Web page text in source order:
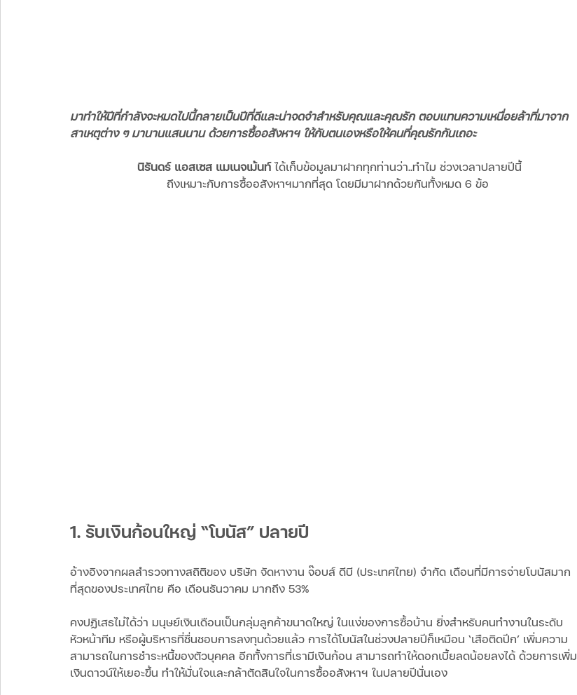
มาทำให้ปีที่กำลังจะหมดไปนี้กลายเป็นปีที่ดีและน่าจดจำสำหรับคุณและคุณรัก ตอบแทนความเหนื่อยล้าที่มาจาก
สาเหตุต่าง ๆ มานานแสนนาน ด้วยการซื้ออสังหาฯ ให้กับตนเองหรือให้คนที่คุณรักกันเถอะ
นิรันดร์ แอสเซส แมเนจเม้นท์ ได้เก็บข้อมูลมาฝากทุกท่านว่า..ทำไม ช่วงเวลาปลายปีนี้
ถึงเหมาะกับการซื้ออสังหาฯมากที่สุด โดยมีมาฝากด้วยกันทั้งหมด 6 ข้อ
1. รับเงินก้อนใหญ่ “โบนัส” ปลายปี
อ้างอิงจากผลสำรวจทางสถิติของ บริษัท จัดหางาน จ๊อบส์ ดีบี (ประเทศไทย) จำกัด เดือนที่มีการจ่ายโบนัสมาก
ที่สุดของประเทศไทย คือ เดือนธันวาคม มากถึง 53%
คงปฏิเสธไม่ได้ว่า มนุษย์เงินเดือนเป็นกลุ่มลูกค้าขนาดใหญ่ ในแง่ของการซื้อบ้าน ยิ่งสำหรับคนทำงานในระดับ
หัวหน้าทีม หรือผู้บริหารที่ชื่นชอบการลงทุนด้วยแล้ว การได้โบนัสในช่วงปลายปีก็เหมือน ‘เสือติดปีก’ เพิ่มความ
สามารถในการชำระหนี้ของตัวบุคคล อีกทั้งการที่เรามีเงินก้อน สามารถทำให้ดอกเบี้ยลดน้อยลงได้ ด้วยการเพิ่ม
เงินดาวน์ให้เยอะขึ้น ทำให้มั่นใจและกล้าตัดสินใจในการซื้ออสังหาฯ ในปลายปีนั่นเอง